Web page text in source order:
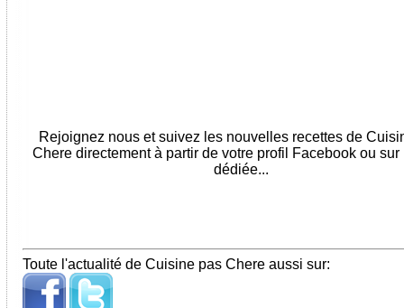
Rejoignez nous et suivez les nouvelles recettes de
Chere directement à partir de votre profil Facebook ou sur
dédiée...
Toute l'actualité de Cuisine pas Chere aussi sur: